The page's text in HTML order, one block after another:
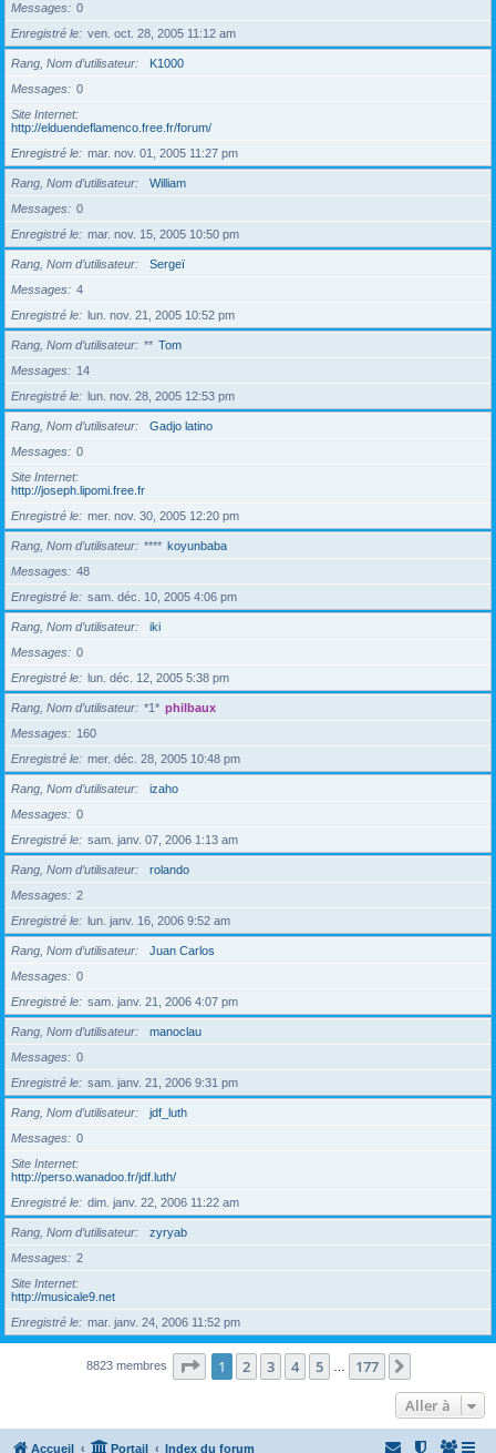
Messages
0
Enregistré le
ven. oct. 28, 2005 11:12 am
Rang, Nom d’utilisateur
K1000
Messages
0
Site Internet
http://elduendeflamenco.free.fr/forum/
Enregistré le
mar. nov. 01, 2005 11:27 pm
Rang, Nom d’utilisateur
William
Messages
0
Enregistré le
mar. nov. 15, 2005 10:50 pm
Rang, Nom d’utilisateur
Sergeï
Messages
4
Enregistré le
lun. nov. 21, 2005 10:52 pm
Rang, Nom d’utilisateur ** Tom
Messages
14
Enregistré le
lun. nov. 28, 2005 12:53 pm
Rang, Nom d’utilisateur
Gadjo latino
Messages
0
Site Internet
http://joseph.lipomi.free.fr
Enregistré le
mer. nov. 30, 2005 12:20 pm
Rang, Nom d’utilisateur **** koyunbaba
Messages
48
Enregistré le
sam. déc. 10, 2005 4:06 pm
Rang, Nom d’utilisateur
iki
Messages
0
Enregistré le
lun. déc. 12, 2005 5:38 pm
Rang, Nom d’utilisateur *1* philbaux
Messages
160
Enregistré le
mer. déc. 28, 2005 10:48 pm
Rang, Nom d’utilisateur
izaho
Messages
0
Enregistré le
sam. janv. 07, 2006 1:13 am
Rang, Nom d’utilisateur
rolando
Messages
2
Enregistré le
lun. janv. 16, 2006 9:52 am
Rang, Nom d’utilisateur
Juan Carlos
Messages
0
Enregistré le
sam. janv. 21, 2006 4:07 pm
Rang, Nom d’utilisateur
manoclau
Messages
0
Enregistré le
sam. janv. 21, 2006 9:31 pm
Rang, Nom d’utilisateur
jdf_luth
Messages
0
Site Internet
http://perso.wanadoo.fr/jdf.luth/
Enregistré le
dim. janv. 22, 2006 11:22 am
Rang, Nom d’utilisateur
zyryab
Messages
2
Site Internet
http://musicale9.net
Enregistré le
mar. janv. 24, 2006 11:52 pm
8823 membres Page 1sur177
1 2 3 4 5 177
Aller à
Accueil Portail Index du forum